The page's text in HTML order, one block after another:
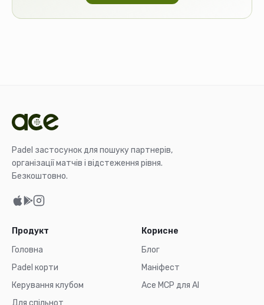
Padel застосунок для пошуку партнерів,
організації матчів і відстеження рівня.
Безкоштовно.
Продукт
Головна
Padel корти
Керування клубом
Для спільнот
Корисне
Блог
Маніфест
Ace MCP для AI